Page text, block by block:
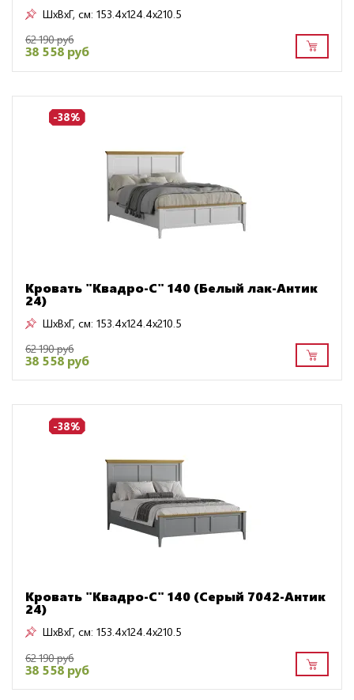
ШxВxГ, см: 153.4x124.4x210.5
62 190 руб
38 558 руб
-38%
Кровать "Квадро-С" 140 (Белый лак-Антик
24)
ШxВxГ, см: 153.4x124.4x210.5
62 190 руб
38 558 руб
-38%
Кровать "Квадро-С" 140 (Серый 7042-Антик
24)
ШxВxГ, см: 153.4x124.4x210.5
62 190 руб
38 558 руб